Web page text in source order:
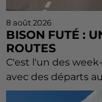
8 août 2026
BISON FUTÉ :
ROUTES
C'est l'un des
avec des départs